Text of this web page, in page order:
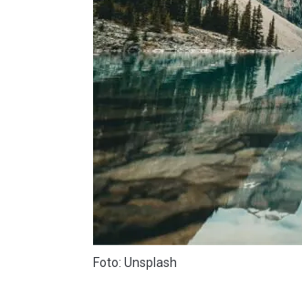
Foto: Unsplash